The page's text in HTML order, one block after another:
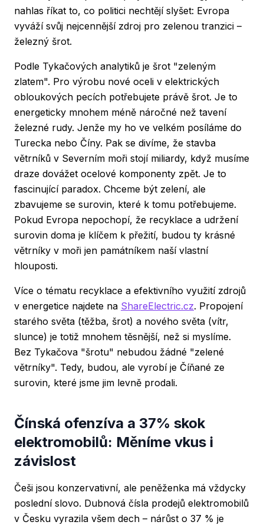
nahlas říkat to, co politici nechtějí slyšet: Evropa
vyváží svůj nejcennější zdroj pro zelenou tranzici –
železný šrot.
Podle Tykačových analytiků je šrot "zeleným
zlatem". Pro výrobu nové oceli v elektrických
obloukových pecích potřebujete právě šrot. Je to
energeticky mnohem méně náročné než tavení
železné rudy. Jenže my ho ve velkém posíláme do
Turecka nebo Číny. Pak se divíme, že stavba
větrníků v Severním moři stojí miliardy, když musíme
draze dovážet ocelové komponenty zpět. Je to
fascinující paradox. Chceme být zelení, ale
zbavujeme se surovin, které k tomu potřebujeme.
Pokud Evropa nepochopí, že recyklace a udržení
surovin doma je klíčem k přežití, budou ty krásné
větrníky v moři jen památníkem naší vlastní
hlouposti.
Více o tématu recyklace a efektivního využití zdrojů
v energetice najdete na ShareElectric.cz. Propojení
starého světa (těžba, šrot) a nového světa (vítr,
slunce) je totiž mnohem těsnější, než si myslíme.
Bez Tykačova "šrotu" nebudou žádné "zelené
větrníky". Tedy, budou, ale vyrobí je Číňané ze
surovin, které jsme jim levně prodali.
Čínská ofenzíva a 37% skok
elektromobilů: Měníme vkus i
závislost
Češi jsou konzervativní, ale peněženka má vždycky
poslední slovo. Dubnová čísla prodejů elektromobilů
v Česku vyrazila všem dech – nárůst o 37 % je